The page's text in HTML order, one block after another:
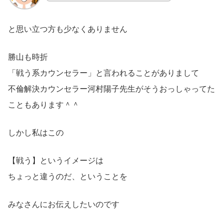
と思い立つ方も少なくありません
勝山も時折
「戦う系カウンセラー」と言われることがありまして
不倫解決カウンセラー河村陽子先生がそうおっしゃってた
こともあります＾＾
しかし私はこの
【戦う】というイメージは
ちょっと違うのだ、ということを
みなさんにお伝えしたいのです